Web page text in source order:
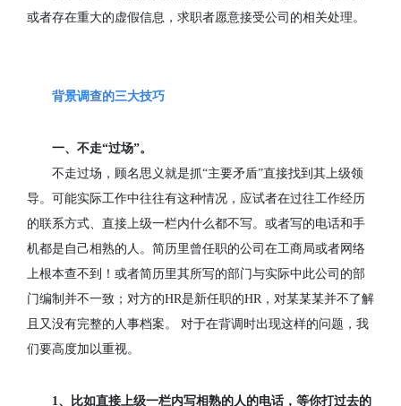
或者存在重大的虚假信息，求职者愿意接受公司的相关处理。
背景调查的三大技巧
一、不走“过场”。
不走过场，顾名思义就是抓“主要矛盾”直接找到其上级领
导。可能实际工作中往往有这种情况，应试者在过往工作经历
的联系方式、直接上级一栏内什么都不写。或者写的电话和手
机都是自己相熟的人。简历里曾任职的公司在工商局或者网络
上根本查不到！或者简历里其所写的部门与实际中此公司的部
门编制并不一致；对方的HR是新任职的HR，对某某某并不了解
且又没有完整的人事档案。
对于在背调时出现这样的问题，我
们要高度加以重视。
1、比如直接上级一栏内写相熟的人的电话，等你打过去的